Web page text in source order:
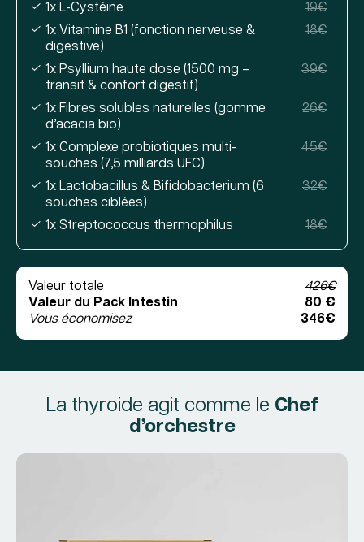
1x L-Cystéine
19€
1x Vitamine B1 (fonction nerveuse &
digestive)
18€
1x Psyllium haute dose (1500 mg –
transit & confort digestif)
39€
1x Fibres solubles naturelles (gomme
d’acacia bio)
26€
1x Complexe probiotiques multi-
souches (7,5 milliards UFC)
45€
1x Lactobacillus & Bifidobacterium (6
souches ciblées)
32€
1x Streptococcus thermophilus 18€
Valeur totale
426€
Valeur du Pack Intestin
80 €
Vous économisez
346€
La thyroide agit comme le Chef
d’orchestre